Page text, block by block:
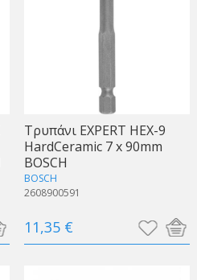
Τρυπάνι EXPERT HEX-9
HardCeramic 7 x 90mm
BOSCH
BOSCH
2608900591
11,35 €